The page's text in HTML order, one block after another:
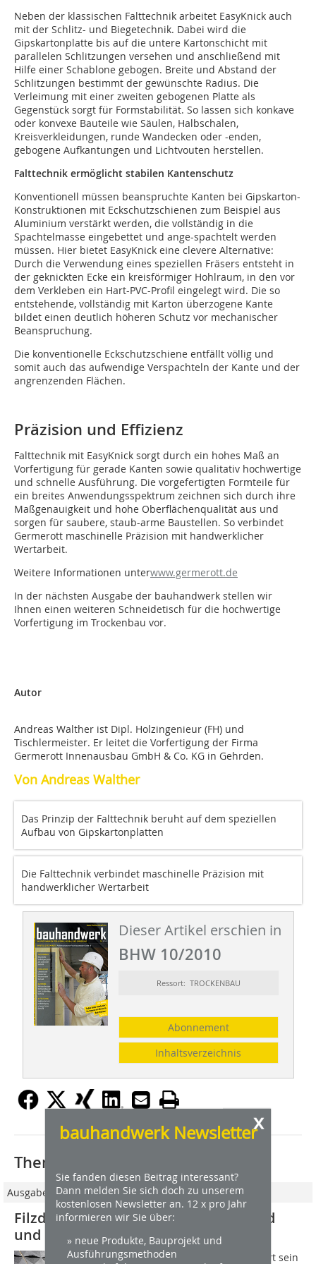
Neben der klassischen Falttechnik arbeitet EasyKnick auch
mit der Schlitz- und Biegetechnik. Dabei wird die
Gipskartonplatte bis auf die untere Kartonschicht mit
parallelen Schlitzungen versehen und anschließend mit
Hilfe einer Schablone gebogen. Breite und Abstand der
Schlitzungen bestimmt der gewünschte Radius. Die
Verleimung mit einer zweiten gebogenen Platte als
Gegenstück sorgt für Formstabilität. So lassen sich konkave
oder konvexe Bauteile wie Säulen, Halbschalen,
Kreisverkleidungen, runde Wandecken oder -enden,
gebogene Aufkantungen und Lichtvouten herstellen.
Falttechnik ermöglicht stabilen Kantenschutz
Konventionell müssen beanspruchte Kanten bei Gipskarton-
Konstruktionen mit Eckschutzschienen zum Beispiel aus
Aluminium verstärkt werden, die vollständig in die
Spachtelmasse eingebettet und ange-spachtelt werden
müssen. Hier bietet EasyKnick eine clevere Alternative:
Durch die Verwendung eines speziellen Fräsers entsteht in
der geknickten Ecke ein kreisförmiger Hohlraum, in den vor
dem Verkleben ein Hart-PVC-Profil eingelegt wird. Die so
entstehende, vollständig mit Karton überzogene Kante
bildet einen deutlich höheren Schutz vor mechanischer
Beanspruchung.
Die konventionelle Eckschutzschiene entfällt völlig und
somit auch das aufwendige Verspachteln der Kante und der
angrenzenden Flächen.
Präzision und Effizienz
Falttechnik mit EasyKnick sorgt durch ein hohes Maß an
Vorfertigung für gerade Kanten sowie qualitativ hochwertige
und schnelle Ausführung. Die vorgefertigten Formteile für
ein breites Anwendungsspektrum zeichnen sich durch ihre
Maßgenauigkeit und hohe Oberflächenqualität aus und
sorgen für saubere, staub-arme Baustellen. So verbindet
Germerott maschinelle Präzision mit handwerklicher
Wertarbeit.
Weitere Informationen unterwww.germerott.de
In der nächsten Ausgabe der bauhandwerk stellen wir
Ihnen einen weiteren Schneidetisch für die hochwertige
Vorfertigung im Trockenbau vor.
Autor
Andreas Walther ist Dipl. Holzingenieur (FH) und
Tischlermeister. Er leitet die Vorfertigung der Firma
Germerott Innenausbau GmbH & Co. KG in Gehrden.
Von Andreas Walther
Das Prinzip der Falttechnik beruht auf dem speziellen
Aufbau von Gipskartonplatten
Die Falttechnik verbindet maschinelle Präzision mit
handwerklicher Wertarbeit
Dieser Artikel erschien in
BHW 10/2010
Ressort: TROCKENBAU
Abonnement
Inhaltsverzeichnis
x
bauhandwerk Newsletter
Sie fanden diesen Beitrag interessant?
Dann melden Sie sich doch zu unserem
kostenlosen Newsletter an. 12 x pro Jahr
informieren wir Sie über:
» neue Produkte, Bauprojekt und
Ausführungsmethoden
Thematisch passende Artikel:
Ausgabe 06/2021
Filzdeckensystem "Origami" für Wand
und Decke
Hunter Douglas Architectural erweitert sein